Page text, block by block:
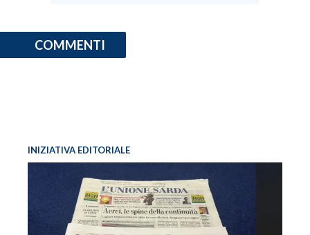
COMMENTI
INIZIATIVA EDITORIALE